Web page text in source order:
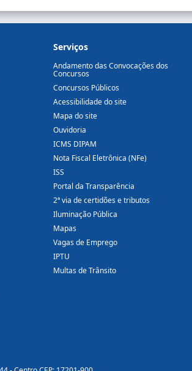
Serviços
Andamento das Convocações dos
Concursos
Concursos Públicos
Acessibilidade do site
Mapa do site
Ouvidoria
ICMS DIPAM
Nota Fiscal Eletrônica (NFe)
ISS
Portal da Transparência
2ª via de certidões e tributos
Iluminação Pública
Mapas
Vagas de Emprego
IPTU
Multas de Trânsito